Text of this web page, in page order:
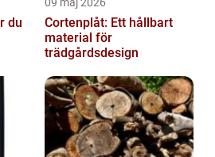
Cortenplåt: Ett hållbart
material för
trädgårdsdesign